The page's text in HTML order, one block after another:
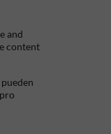
and
content